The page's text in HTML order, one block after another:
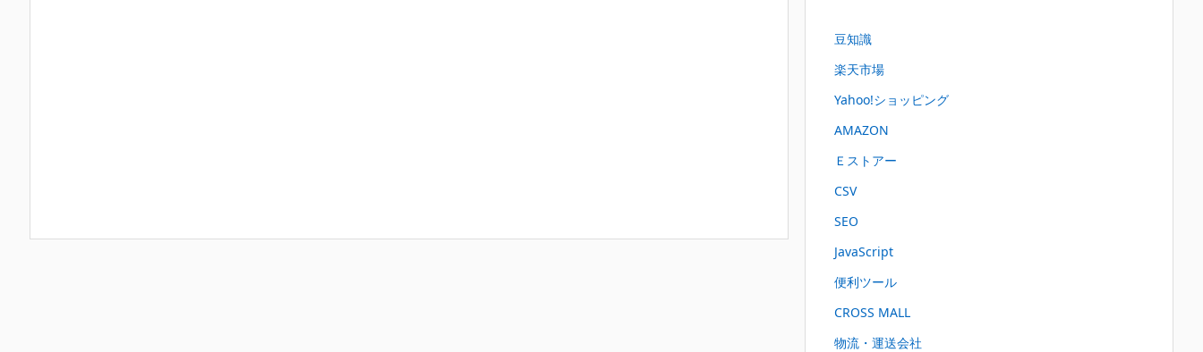
豆知識
楽天市場
Yahoo!ショッピング
AMAZON
Ｅストアー
CSV
SEO
JavaScript
便利ツール
CROSS MALL
物流・運送会社